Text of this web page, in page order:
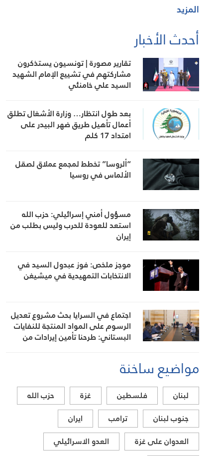
المزيد
أحدث الأخبار
تقارير مصورة | تونسيون يستذكرون
مشاركتهم في تشييع الإمام الشهيد
السيد علي خامنئي
بعد طول انتظار… وزارة الأشغال تطلق
أعمال تأهيل طريق ضهر البيدر على
امتداد 17 كلم
“ألروسا” تخطط لمجمع عملاق لصقل
الألماس في روسيا
مسؤول أمني إسرائيلي: حزب الله
استعد للعودة للحرب وليس بطلب من
إيران
موجز ملخص: فوز عبدول السيد في
الانتخابات التمهيدية في ميشيغن
اجتماع في السرايا بحث مشروع تعديل
الرسوم على المواد المنتجة للنفايات
البستاني: طرحنا تأمين إيرادات من
مصادر أخرى لتخفيف العبء عن كاهل
مواضيع ساخنة
لبنان فلسطين غزة
حزب الله
جنوب لبنان
ترامب
ايران
العدوان على غزة
العدو الاسرائيلي